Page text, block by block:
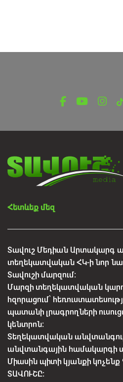
Հետևեք մեզ
Տավուշ Մեդիան Արտակարգ
տեղեկատվական ՀԿ-ի նոր
Տավուշի մարզում:
Մարզի տեղեկատվական
հզորացում՝
պատանի լրագրողների
կենտրոն:
Տեղեկատվական
անվտանգային համակարգի
Միասին պիտի կյանքի
ՏԱՎՈՒՇԸ: